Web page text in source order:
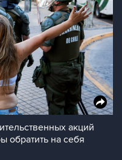
акций
обратить на себя